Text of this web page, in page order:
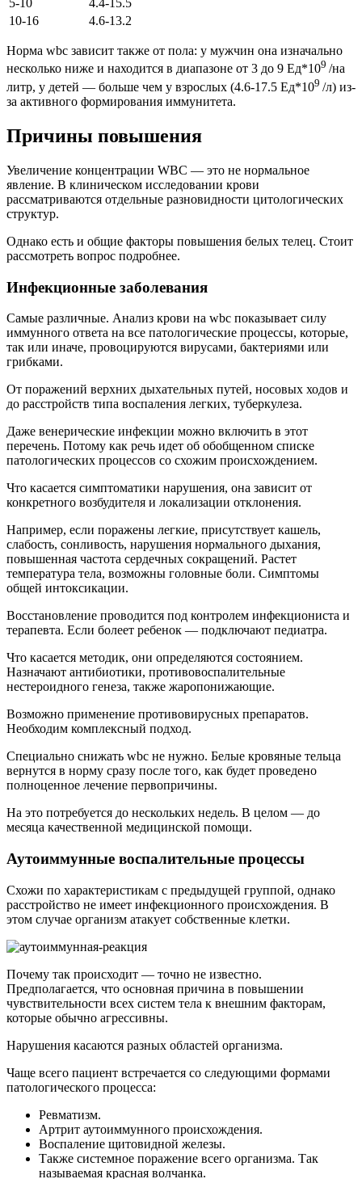
5-10
4.4-15.5
10-16
4.6-13.2
Норма wbc зависит также от пола: у мужчин она изначально
несколько ниже и находится в диапазоне от 3 до 9 Ед*109 /на
литр, у детей — больше чем у взрослых (4.6-17.5 Ед*109 /л) из-
за активного формирования иммунитета.
Причины повышения
Увеличение концентрации WBC — это не нормальное
явление. В клиническом исследовании крови
рассматриваются отдельные разновидности цитологических
структур.
Однако есть и общие факторы повышения белых телец. Стоит
рассмотреть вопрос подробнее.
Инфекционные заболевания
Самые различные. Анализ крови на wbc показывает силу
иммунного ответа на все патологические процессы, которые,
так или иначе, провоцируются вирусами, бактериями или
грибками.
От поражений верхних дыхательных путей, носовых ходов и
до расстройств типа воспаления легких, туберкулеза.
Даже венерические инфекции можно включить в этот
перечень. Потому как речь идет об обобщенном списке
патологических процессов со схожим происхождением.
Что касается симптоматики нарушения, она зависит от
конкретного возбудителя и локализации отклонения.
Например, если поражены легкие, присутствует кашель,
слабость, сонливость, нарушения нормального дыхания,
повышенная частота сердечных сокращений. Растет
температура тела, возможны головные боли. Симптомы
общей интоксикации.
Восстановление проводится под контролем инфекциониста и
терапевта. Если болеет ребенок — подключают педиатра.
Что касается методик, они определяются состоянием.
Назначают антибиотики, противовоспалительные
нестероидного генеза, также жаропонижающие.
Возможно применение противовирусных препаратов.
Необходим комплексный подход.
Специально снижать wbc не нужно. Белые кровяные тельца
вернутся в норму сразу после того, как будет проведено
полноценное лечение первопричины.
На это потребуется до нескольких недель. В целом — до
месяца качественной медицинской помощи.
Аутоиммунные воспалительные процессы
Схожи по характеристикам с предыдущей группой, однако
расстройство не имеет инфекционного происхождения. В
этом случае организм атакует собственные клетки.
Почему так происходит — точно не известно.
Предполагается, что основная причина в повышении
чувствительности всех систем тела к внешним факторам,
которые обычно агрессивны.
Нарушения касаются разных областей организма.
Чаще всего пациент встречается со следующими формами
патологического процесса:
Ревматизм.
Артрит аутоиммунного происхождения.
Воспаление щитовидной железы.
Также системное поражение всего организма. Так
называемая красная волчанка.